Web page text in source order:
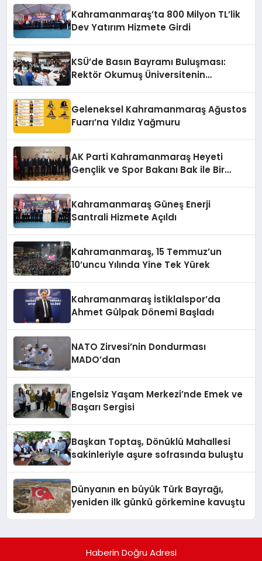
Kahramanmaraş’ta 800 Milyon TL’lik
Dev Yatırım Hizmete Girdi
KSÜ’de Basın Bayramı Buluşması:
Rektör Okumuş Üniversitenin
Geleneksel Kahramanmaraş Ağustos
Fuarı’na Yıldız Yağmuru
AK Parti Kahramanmaraş Heyeti
Gençlik ve Spor Bakanı Bak ile Bir
Kahramanmaraş Güneş Enerji
Santrali Hizmete Açıldı
Kahramanmaraş, 15 Temmuz’un
10’uncu Yılında Yine Tek Yürek
Kahramanmaraş İstiklalspor’da
Ahmet Gülpak Dönemi Başladı
NATO Zirvesi’nin Dondurması
MADO’dan
Engelsiz Yaşam Merkezi’nde Emek ve
Başarı Sergisi
Başkan Toptaş, Dönüklü Mahallesi
sakinleriyle aşure sofrasında buluştu
Dünyanın en büyük Türk Bayrağı,
yeniden ilk günkü görkemine kavuştu
Haberin Doğru Adresi